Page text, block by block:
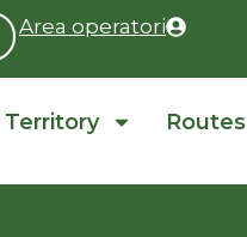
Area operatori
Territory Routes